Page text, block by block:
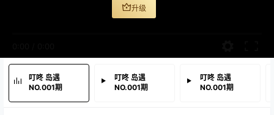
升级
叮咚 岛遇
NO.001期
叮咚 岛遇
NO.001期
叮咚 岛遇
NO.001期